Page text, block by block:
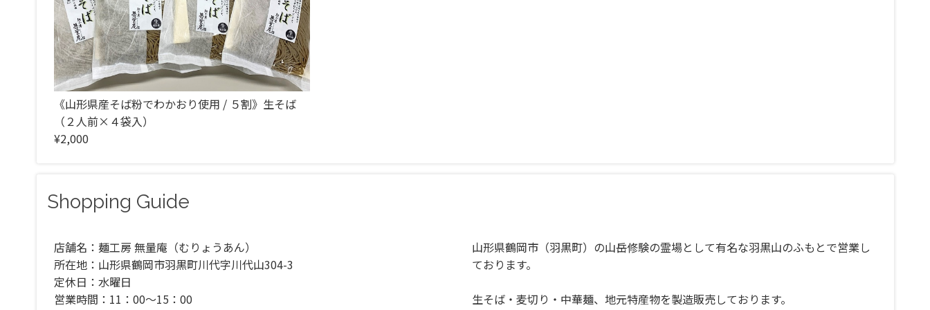
《山形県産そば粉でわかおり使用 / ５割》生そば
（２人前×４袋入）
¥2,000
Shopping Guide
店舗名：麺工房 無量庵（むりょうあん）
所在地：山形県鶴岡市羽黒町川代字川代山304-3
定休日：水曜日
営業時間：11：00～15：00
山形県鶴岡市（羽黒町）の山岳修験の霊場として有名な羽黒山のふもとで営業し
ております。
生そば・麦切り・中華麺、地元特産物を製造販売しております。